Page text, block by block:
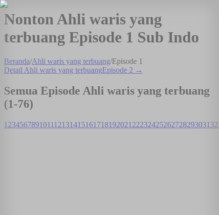
Nonton Ahli waris yang
terbuang Episode 1 Sub Indo
Beranda/Ahli waris yang terbuang/Episode 1
Detail Ahli waris yang terbuangEpisode 2 →
Semua Episode Ahli waris yang terbuang
(1-76)
1 234567891011 12131415161718192021 22232425262728293031 32